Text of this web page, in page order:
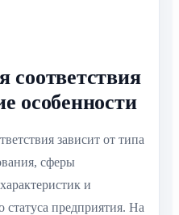
соответствия
особенности
зависит от типа
сферы
и
статуса предприятия. На